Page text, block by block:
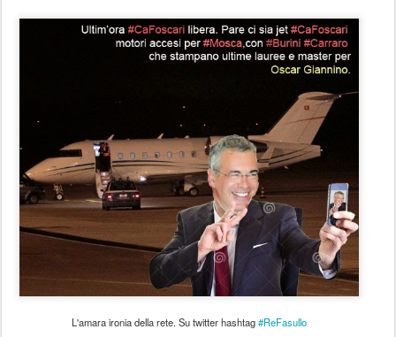
L'amara ironia della rete. Su twitter hashtag#ReFasullo